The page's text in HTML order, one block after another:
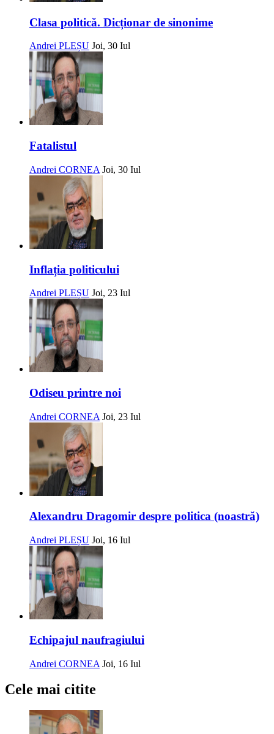
Clasa politică. Dicționar de sinonime
Andrei PLEȘU Joi, 30 Iul
Fatalistul
Andrei CORNEA Joi, 30 Iul
Inflația politicului
Andrei PLEȘU Joi, 23 Iul
Odiseu printre noi
Andrei CORNEA Joi, 23 Iul
Alexandru Dragomir despre politica (noastră)
Andrei PLEȘU Joi, 16 Iul
Echipajul naufragiului
Andrei CORNEA Joi, 16 Iul
Cele mai citite